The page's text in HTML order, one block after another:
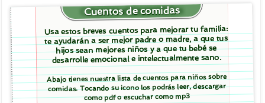
Cuentos de comidas
Usa estos breves cuentos para mejorar tu familia:
te ayudarán a ser mejor padre o madre, a que tus
hijos sean mejores niños y a que tu bebé se
desarrolle emocional e intelectualmente sano.
Abajo tienes nuestra lista de cuentos para niños sobre
comidas. Tocando su icono los podrás leer, descargar
como pdf o escuchar como mp3